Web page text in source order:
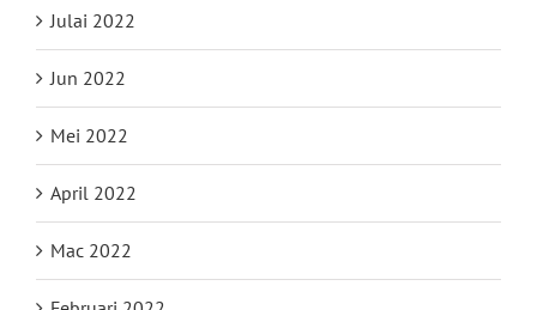
Julai 2022
Jun 2022
Mei 2022
April 2022
Mac 2022